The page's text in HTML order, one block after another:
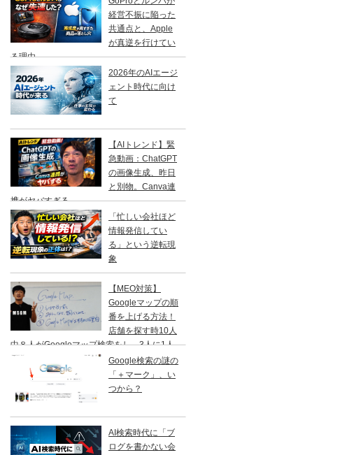
経営不振に陥った
共通点と、Apple
が真逆を行けてい
る理由
2026年のAIエージ
ェント時代に向け
て
【AIトレンド】緊
急動画：ChatGPT
の画像生成、昨日
と別物。Canva連
携がヤバすぎる
「忙しい会社ほど
情報発信してい
る」という逆転現
象
【MEO対策】
Googleマップの順
番を上げる方法！
店舗を探す時10人
中８人がGoogleマップ検索をし、3人に1人
は１日以内に来店する事を知ってますか？
Google検索の謎の
「＋マーク」、い
つから？
AI検索時代に「ブ
ログを書かない会